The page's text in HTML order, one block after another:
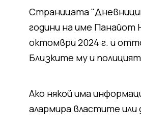
Страницата
години на име Панайот
октомври 2024 г. и
Близките му и
Ако някой има
алармира властите